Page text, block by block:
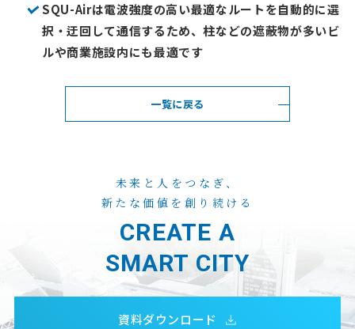
SQU-Airは電波強度の高い最適なルートを自動的に選
択・迂回して通信するため、柱などの遮蔽物が多いビ
ルや商業施設内にも最適です
一覧に戻る
未来と人をつなぎ、
新たな価値を創り続ける
CREATE A
SMART CITY
資料ダウンロード